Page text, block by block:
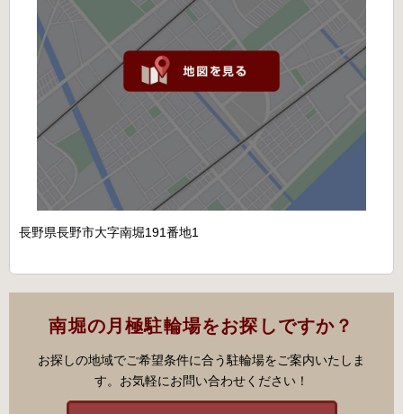
長野県長野市大字南堀191番地1
南堀の月極駐輪場をお探しですか？
お探しの地域でご希望条件に合う駐輪場をご案内いたしま
す。お気軽にお問い合わせください！